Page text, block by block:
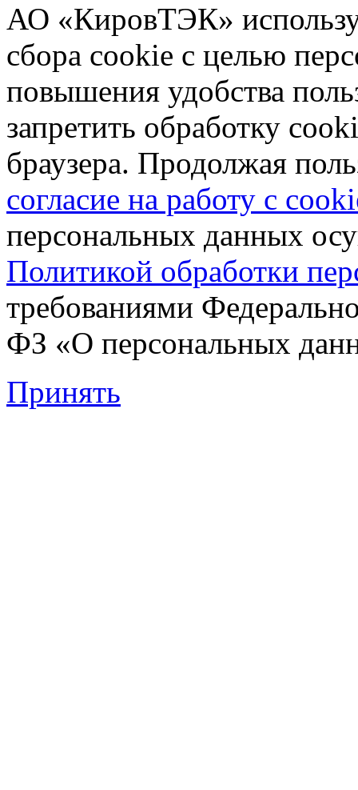
АО «КировТЭК»
сбора cookie с целью
повышения удобства
запретить обработку
браузера. Продолжая
согласие на работу с
персональных данных
Политикой обработки
требованиями
ФЗ «О персональных
Принять